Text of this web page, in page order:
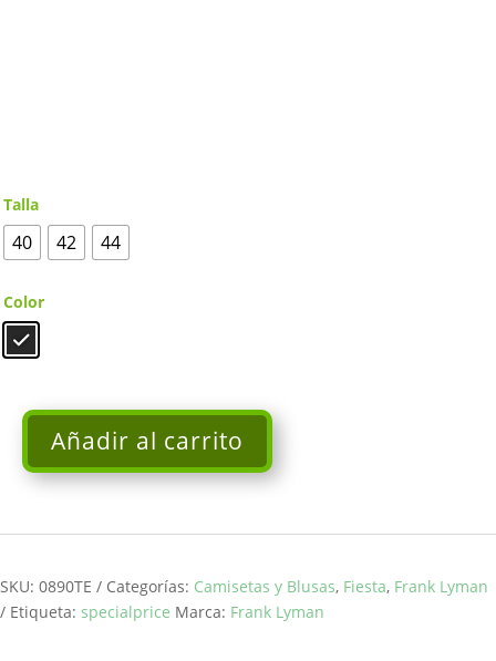
Talla
40 42 44
Color
topos
LYMAN
Añadir al carrito
SKU: 0890TE Categorías: Camisetas y Blusas, Fiesta, Frank Lyman
Etiqueta: specialprice Marca: Frank Lyman